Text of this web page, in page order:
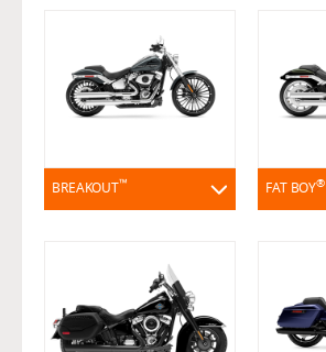
BREAKOUT™ FAT BOY®